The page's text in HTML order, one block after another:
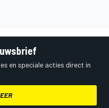
en speciale acties direct in